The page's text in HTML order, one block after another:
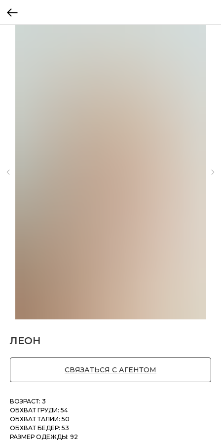
ЛЕОН
СВЯЗАТЬСЯ С АГЕНТОМ
ВОЗРАСТ: 3
ОБХВАТ ГРУДИ: 54
ОБХВАТ ТАЛИИ: 50
ОБХВАТ БЕДЕР: 53
РАЗМЕР ОДЕЖДЫ: 92